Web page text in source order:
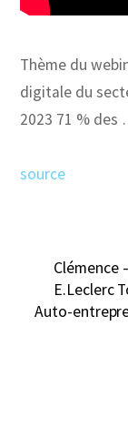
Thème du
digitale du
2023 71 % des
source
Clémence
E.Leclerc
Auto-